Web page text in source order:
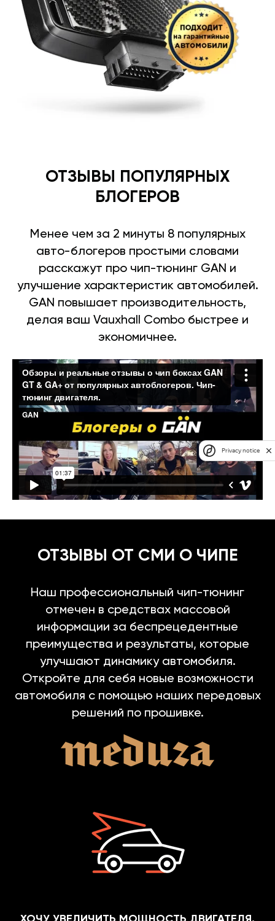
ОТЗЫВЫ ПОПУЛЯРНЫХ
БЛОГЕРОВ
Менее чем за 2 минуты 8 популярных
авто-блогеров простыми словами
расскажут про чип-тюнинг GAN и
улучшение характеристик автомобилей.
GAN повышает производительность,
делая ваш Vauxhall Combo быстрее и
экономичнее.
ОТЗЫВЫ ОТ СМИ О ЧИПЕ
Наш профессиональный чип-тюнинг
отмечен в средствах массовой
информации за беспрецедентные
преимущества и результаты, которые
улучшают динамику автомобиля.
Откройте для себя новые возможности
автомобиля с помощью наших передовых
решений по прошивке.
Privacy notice